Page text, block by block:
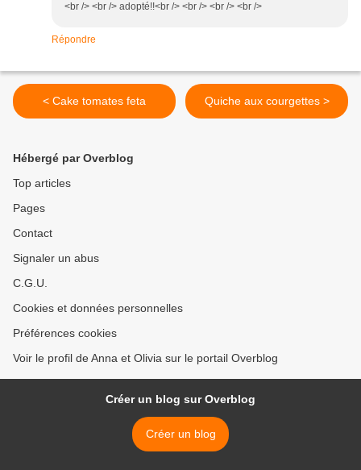
<br /> <br /> adopté!!<br /> <br /> <br /> <br />
Répondre
< Cake tomates feta Quiche aux courgettes >
Hébergé par Overblog
Top articles
Pages
Contact
Signaler un abus
C.G.U.
Cookies et données personnelles
Préférences cookies
Voir le profil de Anna et Olivia sur le portail Overblog
Créer un blog sur Overblog
Créer un blog